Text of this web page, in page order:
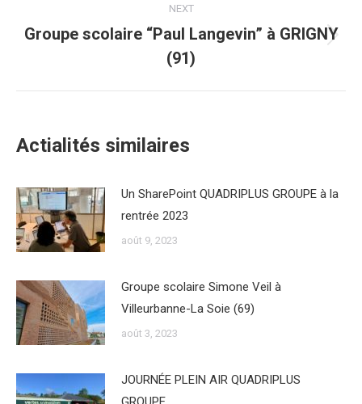
NEXT
post:
Groupe scolaire “Paul Langevin” à GRIGNY
(91)
Actialités similaires
Un SharePoint QUADRIPLUS GROUPE à la
rentrée 2023
août 9, 2023
Groupe scolaire Simone Veil à
Villeurbanne-La Soie (69)
août 3, 2023
JOURNÉE PLEIN AIR QUADRIPLUS